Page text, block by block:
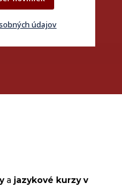
údajov
a jazykové kurzy v